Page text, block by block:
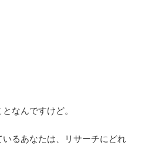
なんですけど。
るあなたは、リサーチにどれ